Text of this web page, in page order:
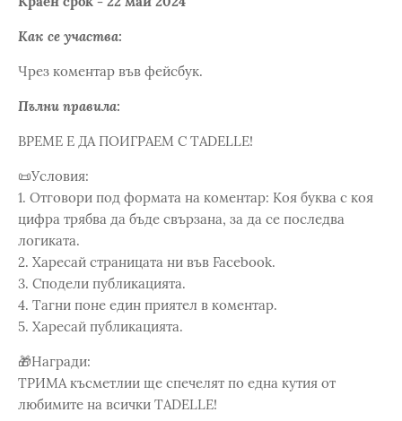
Как се участва:
Чрез коментар във фейсбук.
Пълни правила:
ВРЕМЕ Е ДА ПОИГРАЕМ С TADELLE!
📜Условия:
1. Отговори под формата на коментар: Коя буква с коя
цифра трябва да бъде свързана, за да се последва
логиката.
2. Харесай страницата ни във Facebook.
3. Сподели публикацията.
4. Тагни поне един приятел в коментар.
5. Харесай публикацията.
🎁Награди:
ТРИМА късметлии ще спечелят по една кутия от
любимите на всички TADELLE!